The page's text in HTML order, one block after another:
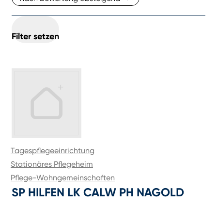
Filter setzen
Tagespflegeeinrichtung
Stationäres Pflegeheim
Pflege-Wohngemeinschaften
SP HILFEN LK CALW PH NAGOLD